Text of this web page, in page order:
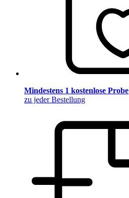
Mindestens 1 kostenlose Probe
zu jeder Bestellung